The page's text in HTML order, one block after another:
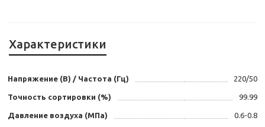
Характеристики
Напряжение (В) / Частота (Гц) 220/50
Точность сортировки (%) 99.99
Давление воздуха (МПа) 0.6-0.8